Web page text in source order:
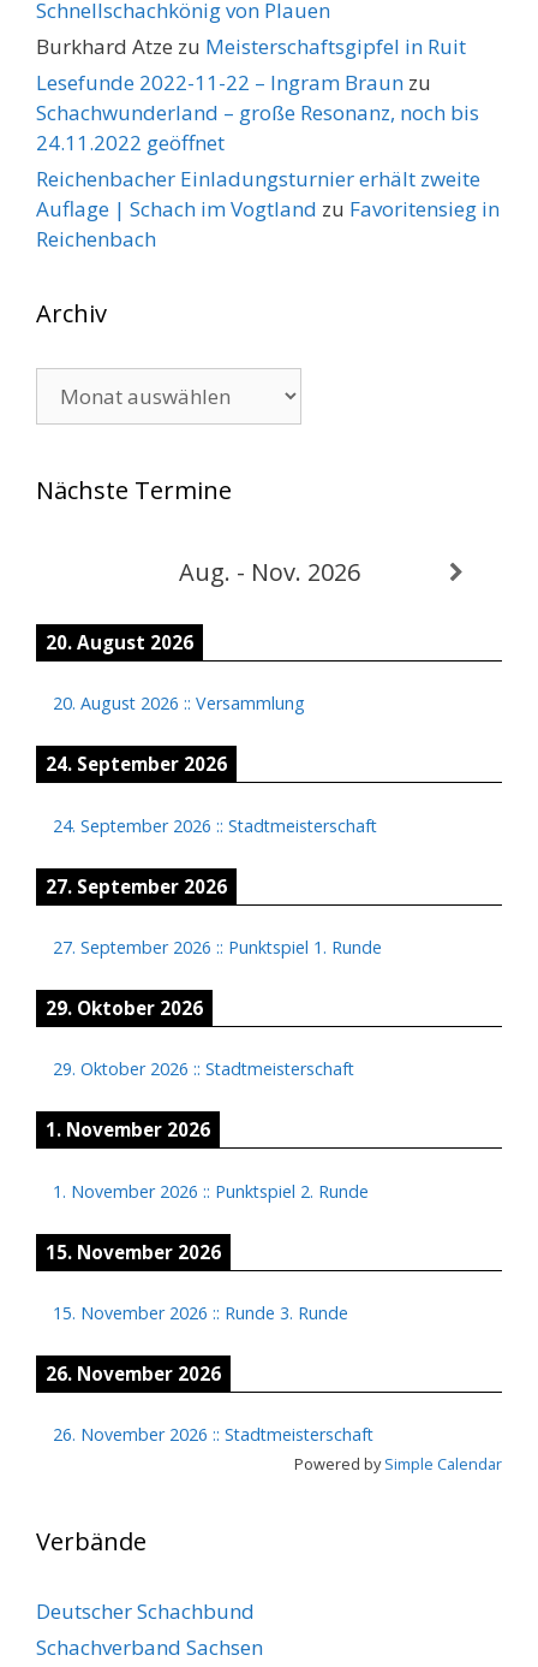
Schnellschachkönig von Plauen
Burkhard Atze zu Meisterschaftsgipfel in Ruit
Lesefunde 2022-11-22 – Ingram Braun zu
Schachwunderland – große Resonanz, noch bis
24.11.2022 geöffnet
Reichenbacher Einladungsturnier erhält zweite
Auflage | Schach im Vogtland zu Favoritensieg in
Reichenbach
Archiv
Nächste Termine
Aug. - Nov. 2026
20. August 2026
20. August 2026 :: Versammlung
24. September 2026
24. September 2026 :: Stadtmeisterschaft
27. September 2026
27. September 2026 :: Punktspiel 1. Runde
29. Oktober 2026
29. Oktober 2026 :: Stadtmeisterschaft
1. November 2026
1. November 2026 :: Punktspiel 2. Runde
15. November 2026
15. November 2026 :: Runde 3. Runde
26. November 2026
26. November 2026 :: Stadtmeisterschaft
Powered bySimple Calendar
Verbände
Deutscher Schachbund
Schachverband Sachsen